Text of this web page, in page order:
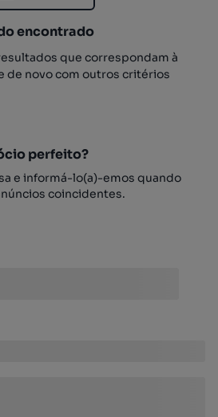
encontrado
que correspondam à
de novo com outros critérios
perfeito?
e informá-lo(a)-emos quando
coincidentes.